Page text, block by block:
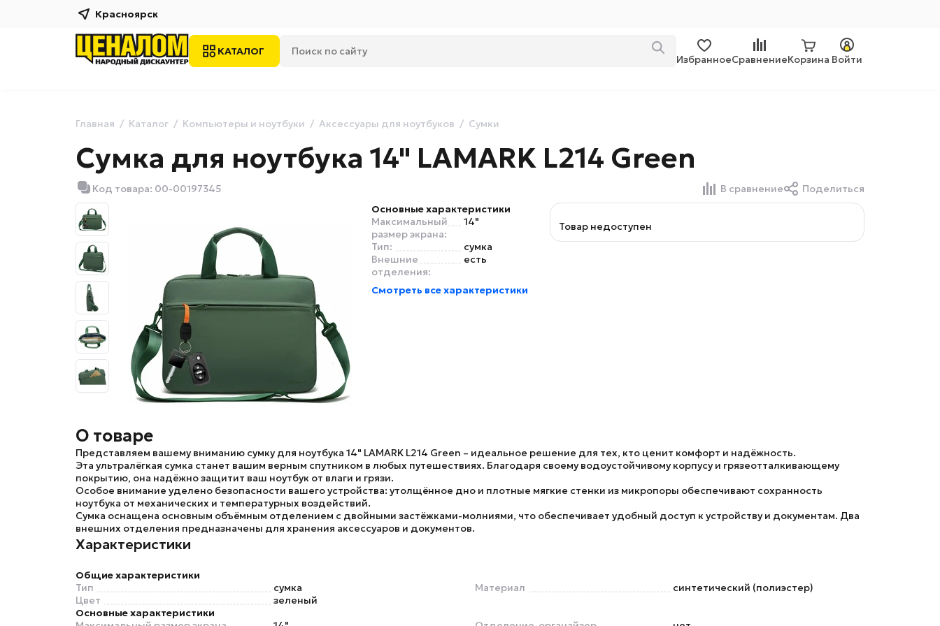
Красноярск
КАТАЛОГ
ИзбранноеСравнениеКорзина Войти
Главная Каталог Компьютеры и ноутбуки Аксессуары для ноутбуков Сумки
Сумка для ноутбука 14" LAMARK L214 Green
Код товара: 00-00197345 В сравнение
Поделиться
Основные характеристики
Максимальный
размер экрана:
14"
Тип:
сумка
Внешние
отделения:
есть
Смотреть все характеристики
Товар недоступен
О товаре
Представляем вашему вниманию сумку для ноутбука 14" LAMARK L214 Green – идеальное решение для тех, кто ценит комфорт и надёжность.
Эта ультралёгкая сумка станет вашим верным спутником в любых путешествиях. Благодаря своему водоустойчивому корпусу и грязеотталкивающему
покрытию, она надёжно защитит ваш ноутбук от влаги и грязи.
Особое внимание уделено безопасности вашего устройства: утолщённое дно и плотные мягкие стенки из микропоры обеспечивают сохранность
ноутбука от механических и температурных воздействий.
Сумка оснащена основным объёмным отделением с двойными застёжками-молниями, что обеспечивает удобный доступ к устройству и документам. Два
внешних отделения предназначены для хранения аксессуаров и документов.
Характеристики
Общие характеристики
Тип
сумка
Цвет
зеленый
Материал
синтетический (полиэстер)
Основные характеристики